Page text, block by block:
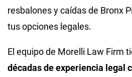
resbalones y caídas de Bronx
tus opciones legales.
El equipo de Morelli Law Firm
décadas de experiencia legal